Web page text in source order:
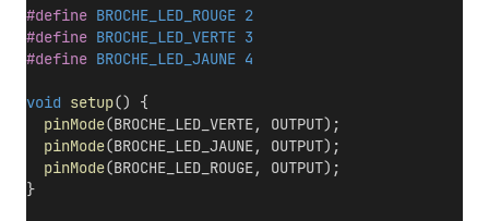
#define BROCHE_LED_ROUGE 2
#define BROCHE_LED_VERTE 3
#define BROCHE_LED_JAUNE 4
void setup() {
pinMode(BROCHE_LED_VERTE, OUTPUT);
pinMode(BROCHE_LED_JAUNE, OUTPUT);
pinMode(BROCHE_LED_ROUGE, OUTPUT);
}